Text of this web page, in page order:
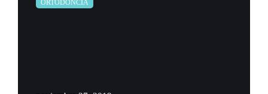
ORTODONCIA